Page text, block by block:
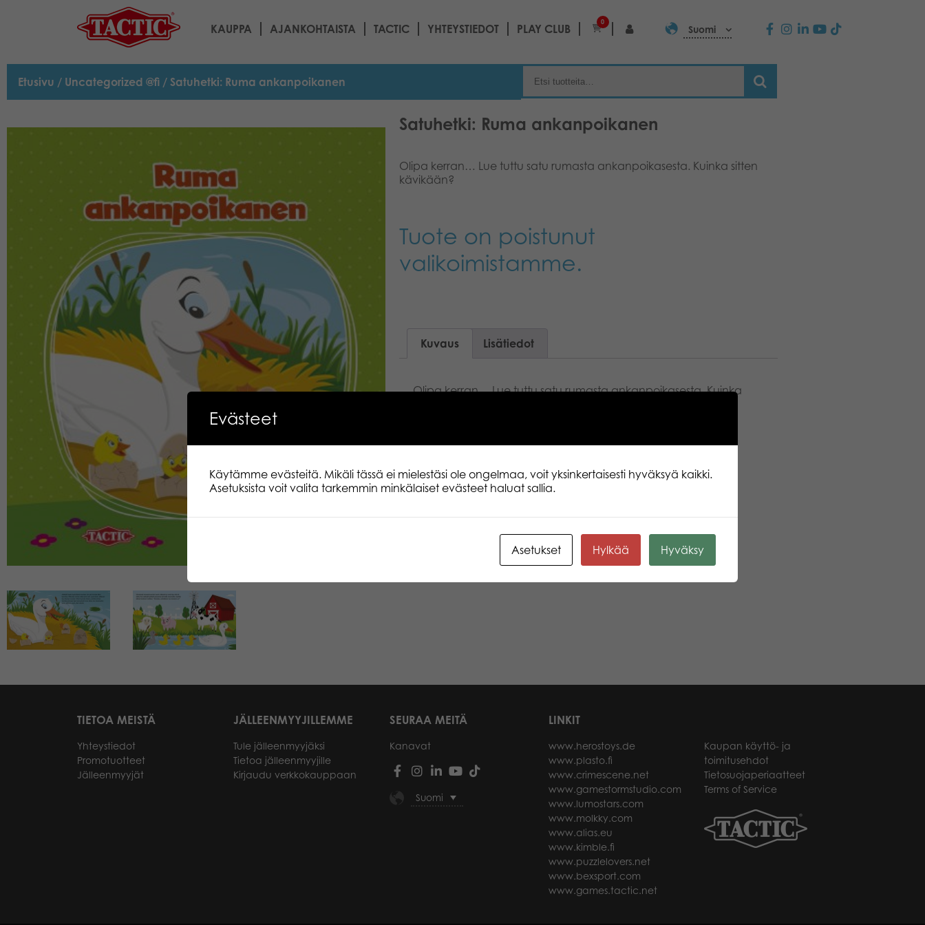
KAUPPA AJANKOHTAISTA TACTIC YHTEYSTIEDOT PLAY CLUB
0
Suomi
Etusivu / Uncategorized @fi / Satuhetki: Ruma ankanpoikanen
Satuhetki: Ruma ankanpoikanen
Olipa kerran… Lue tuttu satu rumasta ankanpoikasesta. Kuinka sitten
kävikään?
Tuote on poistunut
valikoimistamme.
Kuvaus Lisätiedot
Olipa kerran… Lue tuttu satu rumasta ankanpoikasesta. Kuinka
TIETOA MEISTÄ
Yhteystiedot
Promotuotteet
Jälleenmyyjät
JÄLLEENMYYJILLEMME
Tule jälleenmyyjäksi
Tietoa jälleenmyyjille
Kirjaudu verkkokauppaan
SEURAA MEITÄ
Kanavat
Suomi
LINKIT
www.herostoys.de
www.plasto.fi
www.crimescene.net
www.gamestormstudio.com
www.lumostars.com
www.molkky.com
www.alias.eu
www.kimble.fi
www.puzzlelovers.net
www.bexsport.com
www.games.tactic.net
Kaupan käyttö- ja
toimitusehdot
Tietosuojaperiaatteet
Terms of Service
Evästeet
Käytämme evästeitä. Mikäli tässä ei mielestäsi ole ongelmaa, voit yksinkertaisesti hyväksyä kaikki.
Asetuksista voit valita tarkemmin minkälaiset evästeet haluat sallia.
Asetukset Hylkää Hyväksy